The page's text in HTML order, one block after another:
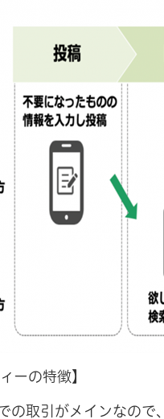
ーの特徴】
の取引がメインなので